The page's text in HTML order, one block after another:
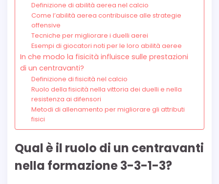
Definizione di abilità aerea nel calcio
Come l’abilità aerea contribuisce alle strategie
offensive
Tecniche per migliorare i duelli aerei
Esempi di giocatori noti per le loro abilità aeree
In che modo la fisicità influisce sulle prestazioni
di un centravanti?
Definizione di fisicità nel calcio
Ruolo della fisicità nella vittoria dei duelli e nella
resistenza ai difensori
Metodi di allenamento per migliorare gli attributi
fisici
Qual è il ruolo di un centravanti
nella formazione 3-3-1-3?